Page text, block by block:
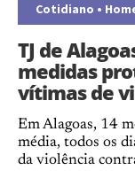
Cotidiano •
TJ de
medidas
vítimas de
Em Alagoas, 14
média, todos os
da violência